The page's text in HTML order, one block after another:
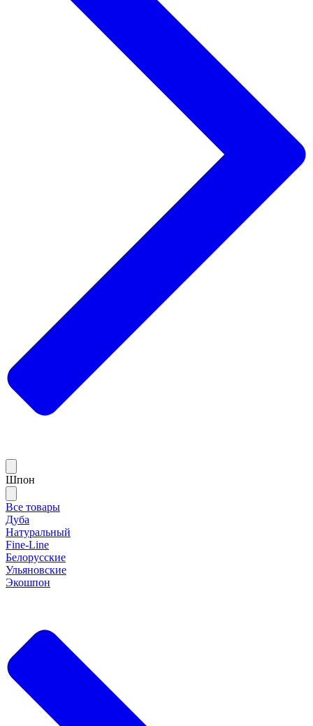
Шпон
Все товары
Дуба
Натуральный
Fine-Line
Белорусские
Ульяновские
Экошпон